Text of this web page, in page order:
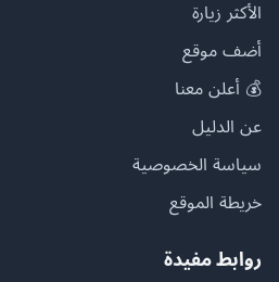
الأكثر زيارة
أضف موقع
💰 أعلن معنا
عن الدليل
سياسة الخصوصية
خريطة الموقع
روابط مفيدة